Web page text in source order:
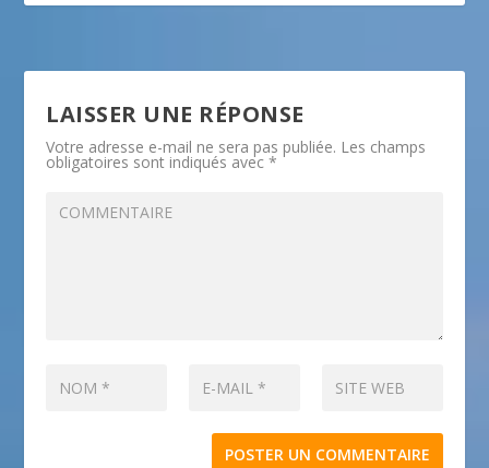
LAISSER UNE RÉPONSE
Votre adresse e-mail ne sera pas publiée. Les champs
obligatoires sont indiqués avec*